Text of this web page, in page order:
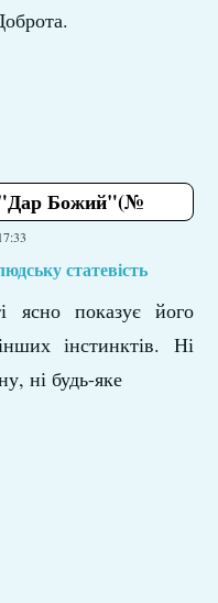
"Дар Божий"(№
статевість
ясно показує його
інстинктів. Ні
ні будь-яке